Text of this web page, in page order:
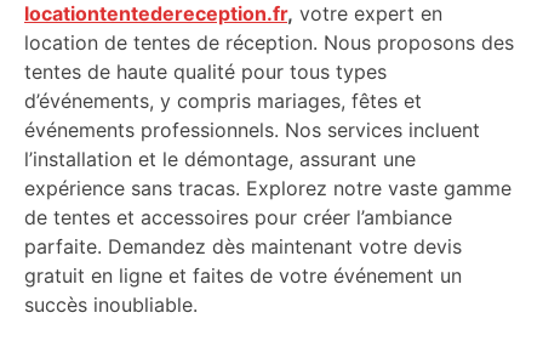
locationtentedereception.fr, votre expert en
location de tentes de réception. Nous proposons des
tentes de haute qualité pour tous types
d’événements, y compris mariages, fêtes et
événements professionnels. Nos services incluent
l’installation et le démontage, assurant une
expérience sans tracas. Explorez notre vaste gamme
de tentes et accessoires pour créer l’ambiance
parfaite. Demandez dès maintenant votre devis
gratuit en ligne et faites de votre événement un
succès inoubliable.